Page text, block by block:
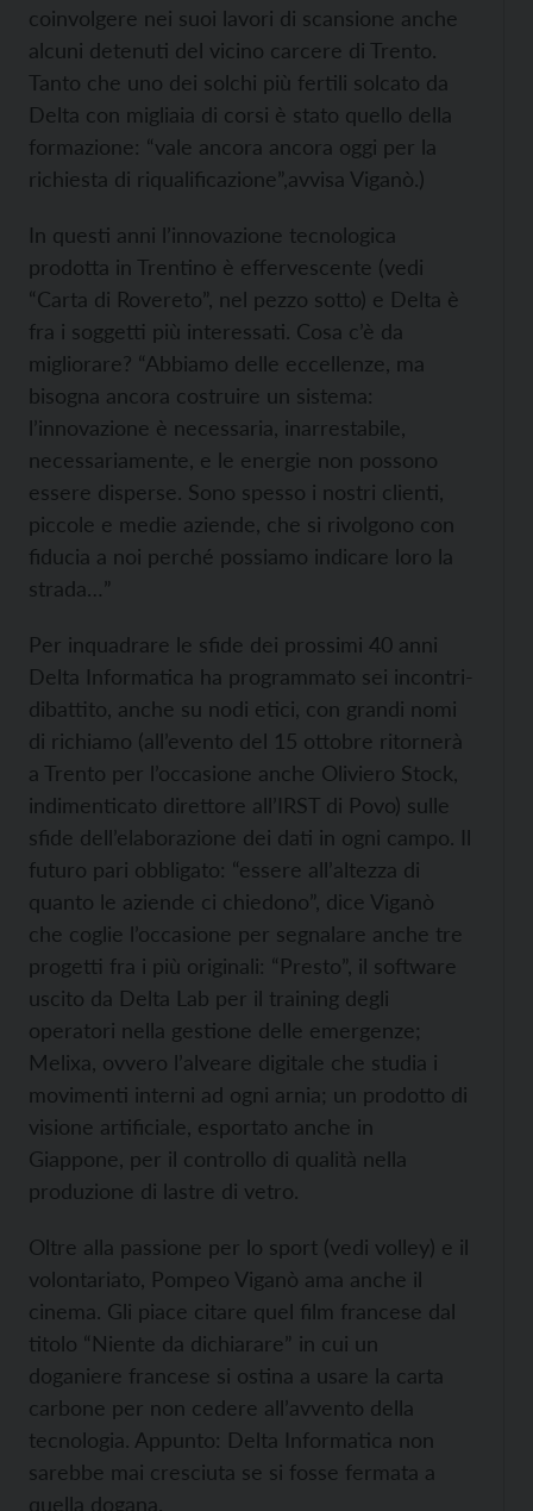
coinvolgere nei suoi lavori di scansione anche
alcuni detenuti del vicino carcere di Trento.
Tanto che uno dei solchi più fertili solcato da
Delta con migliaia di corsi è stato quello della
formazione: “vale ancora ancora oggi per la
richiesta di riqualificazione”,avvisa Viganò.)
In questi anni l’innovazione tecnologica
prodotta in Trentino è effervescente (vedi
“Carta di Rovereto”, nel pezzo sotto) e Delta è
fra i soggetti più interessati. Cosa c’è da
migliorare? “Abbiamo delle eccellenze, ma
bisogna ancora costruire un sistema:
l’innovazione è necessaria, inarrestabile,
necessariamente, e le energie non possono
essere disperse. Sono spesso i nostri clienti,
piccole e medie aziende, che si rivolgono con
fiducia a noi perché possiamo indicare loro la
strada…”
Per inquadrare le sfide dei prossimi 40 anni
Delta Informatica ha programmato sei incontri-
dibattito, anche su nodi etici, con grandi nomi
di richiamo (all’evento del 15 ottobre ritornerà
a Trento per l’occasione anche Oliviero Stock,
indimenticato direttore all’IRST di Povo) sulle
sfide dell’elaborazione dei dati in ogni campo. Il
futuro pari obbligato: “essere all’altezza di
quanto le aziende ci chiedono”, dice Viganò
che coglie l’occasione per segnalare anche tre
progetti fra i più originali: “Presto”, il software
uscito da Delta Lab per il training degli
operatori nella gestione delle emergenze;
Melixa, ovvero l’alveare digitale che studia i
movimenti interni ad ogni arnia; un prodotto di
visione artificiale, esportato anche in
Giappone, per il controllo di qualità nella
produzione di lastre di vetro.
Oltre alla passione per lo sport (vedi volley) e il
volontariato, Pompeo Viganò ama anche il
cinema. Gli piace citare quel film francese dal
titolo “Niente da dichiarare” in cui un
doganiere francese si ostina a usare la carta
carbone per non cedere all’avvento della
tecnologia. Appunto: Delta Informatica non
sarebbe mai cresciuta se si fosse fermata a
quella dogana.